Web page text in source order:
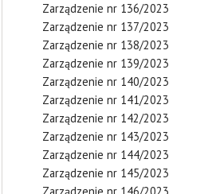
Zarządzenie nr 136/2023
Zarządzenie nr 137/2023
Zarządzenie nr 138/2023
Zarządzenie nr 139/2023
Zarządzenie nr 140/2023
Zarządzenie nr 141/2023
Zarządzenie nr 142/2023
Zarządzenie nr 143/2023
Zarządzenie nr 144/2023
Zarządzenie nr 145/2023